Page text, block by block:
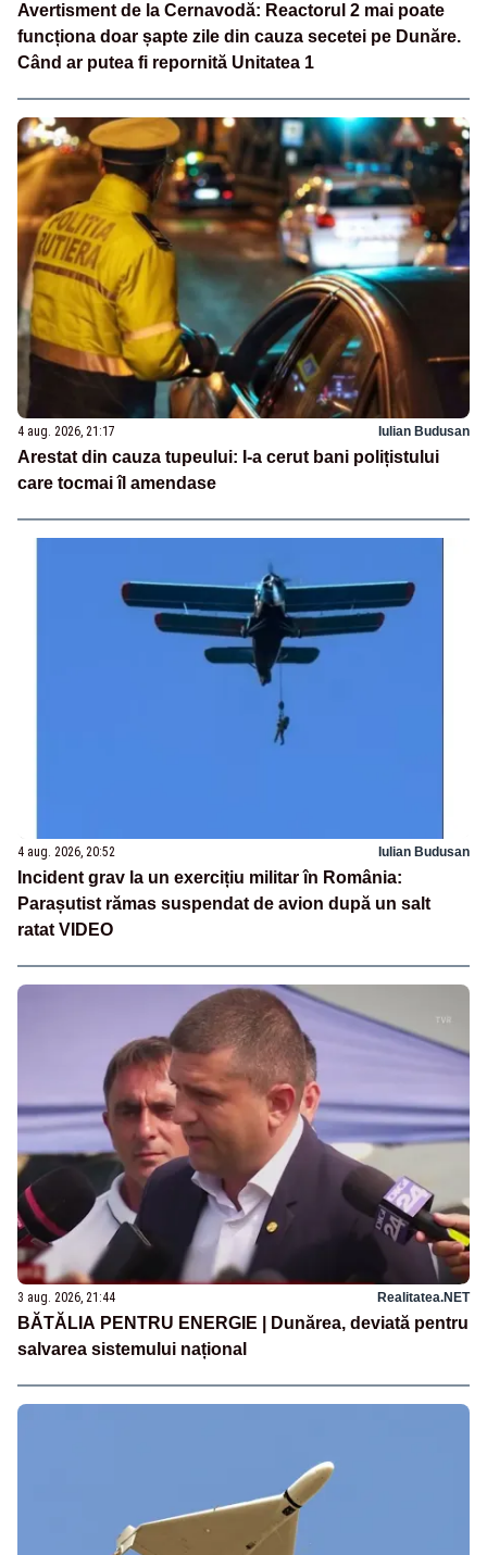
Avertisment de la Cernavodă: Reactorul 2 mai poate
funcționa doar șapte zile din cauza secetei pe Dunăre.
Când ar putea fi repornită Unitatea 1
4 aug. 2026, 21:17 Iulian Budusan
Arestat din cauza tupeului: I-a cerut bani polițistului
care tocmai îl amendase
4 aug. 2026, 20:52 Iulian Budusan
Incident grav la un exercițiu militar în România:
Parașutist rămas suspendat de avion după un salt
ratat VIDEO
3 aug. 2026, 21:44 Realitatea.NET
BĂTĂLIA PENTRU ENERGIE | Dunărea, deviată pentru
salvarea sistemului național